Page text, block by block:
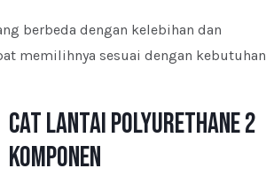
berbeda dengan kelebihan dan
memilihnya sesuai dengan kebutuhan
Cat Lantai Polyurethane 2
Komponen